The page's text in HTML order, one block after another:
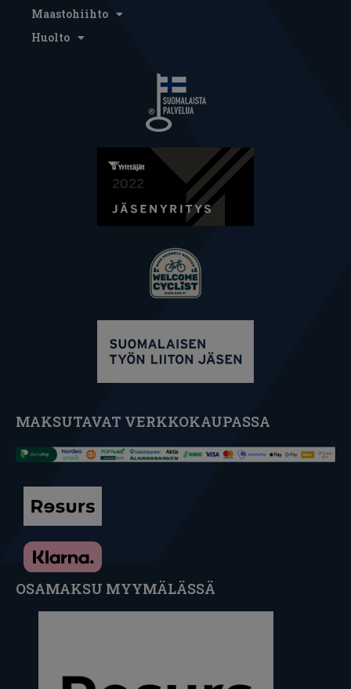
Maastohiihto
Huolto
MAKSUTAVAT VERKKOKAUPASSA
OSAMAKSU MYYMÄLÄSSÄ